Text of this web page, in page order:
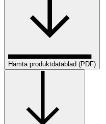
Hämta produktdatablad (PDF)